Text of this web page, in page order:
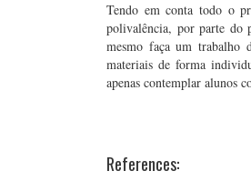
Tendo em conta todo o
polivalência, por parte do
mesmo faça um trabalho
materiais de forma
apenas contemplar alunos
References: